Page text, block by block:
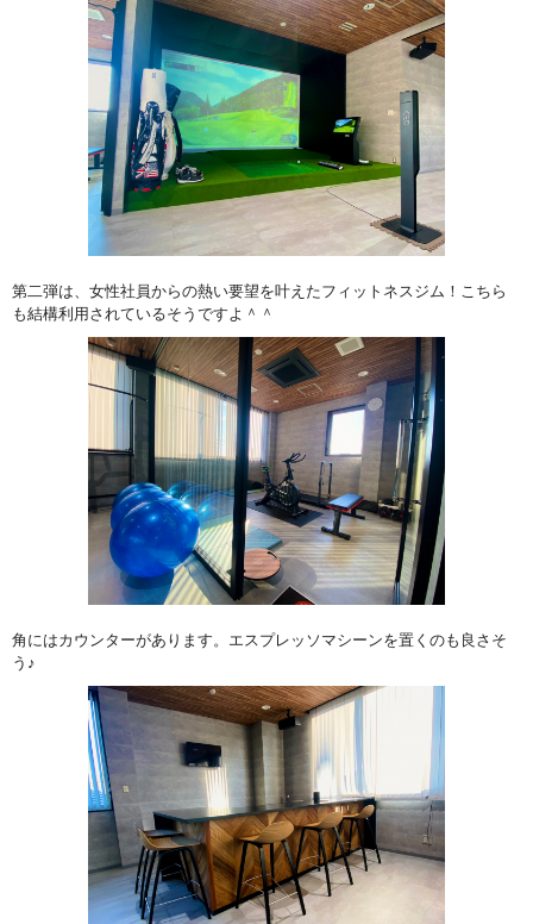
第二弾は、女性社員からの熱い要望を叶えたフィットネスジム！こちら
も結構利用されているそうですよ＾＾
角にはカウンターがあります。エスプレッソマシーンを置くのも良さそ
う♪